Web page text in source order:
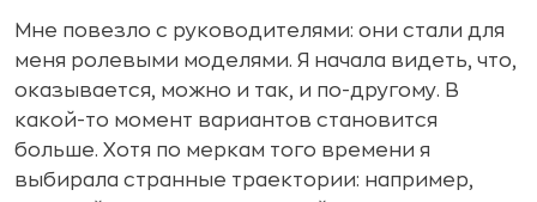
Мне повезло с руководителями: они стали для
меня ролевыми моделями. Я начала видеть, что,
оказывается, можно и так, и по-другому. В
какой-то момент вариантов становится
больше. Хотя по меркам того времени я
выбирала странные траектории: например,